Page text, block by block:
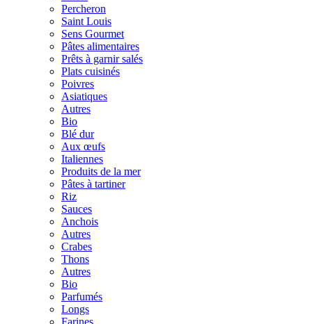
Percheron
Saint Louis
Sens Gourmet
Pâtes alimentaires
Prêts à garnir salés
Plats cuisinés
Poivres
Asiatiques
Autres
Bio
Blé dur
Aux œufs
Italiennes
Produits de la mer
Pâtes à tartiner
Riz
Sauces
Anchois
Autres
Crabes
Thons
Autres
Bio
Parfumés
Longs
Farines